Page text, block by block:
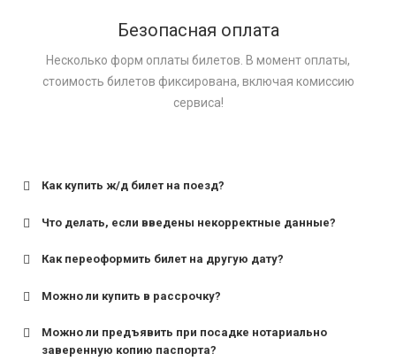
Безопасная оплата
Несколько форм оплаты билетов. В момент оплаты,
стоимость билетов фиксирована, включая комиссию
сервиса!
Как купить ж/д билет на поезд?
Что делать, если введены некорректные данные?
Как переоформить билет на другую дату?
Можно ли купить в рассрочку?
Можно ли предъявить при посадке нотариально
заверенную копию паспорта?